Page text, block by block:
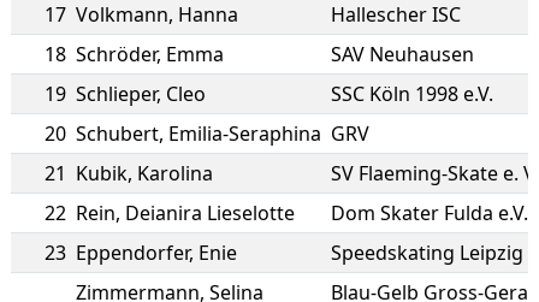
17 Volkmann, Hanna
Hallescher ISC
18 Schröder, Emma
SAV Neuhausen
19 Schlieper, Cleo
SSC Köln 1998 e.V.
20 Schubert, Emilia-Seraphina GRV
21 Kubik, Karolina
SV Flaeming-Skate e. V.
22 Rein, Deianira Lieselotte
Dom Skater Fulda e.V.
23 Eppendorfer, Enie
Speedskating Leipzig
Zimmermann, Selina Blau-Gelb Gross-Gerau